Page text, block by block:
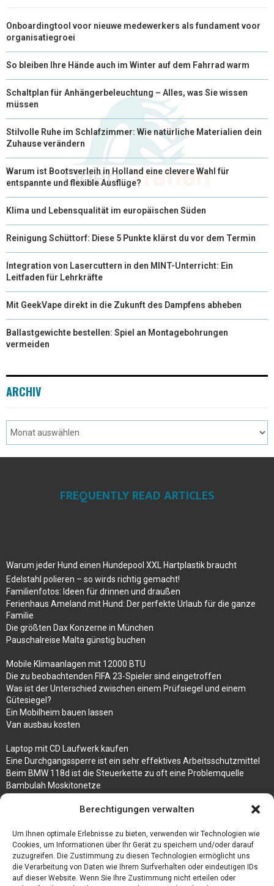
Berechtigungen verwalten
Um Ihnen optimale Erlebnisse zu bieten, verwenden wir Technologien wie
Cookies, um Informationen über Ihr Gerät zu speichern und/oder darauf
zuzugreifen. Die Zustimmung zu diesen Technologien ermöglicht uns
die Verarbeitung von Daten wie Ihrem Surfverhalten oder eindeutigen IDs
auf dieser Website. Wenn Sie Ihre Zustimmung nicht erteilen oder
Onboardingtool voor nieuwe medewerkers als fundament voor
organisatiegroei
So bleiben Ihre Hände auch im Winter auf dem Fahrrad warm
Schaltplan für Anhängerbeleuchtung – Alles, was Sie wissen
müssen
Stilvolle Ruhe im Schlafzimmer: Wie natürliche Materialien dein
Zuhause verändern
Warum ist Bootsverleih in Holland eine clevere Wahl für
entspannte und flexible Ausflüge?
Klima und Lebensqualität im europäischen Süden
Reinigung Schüttorf: Diese 5 Punkte klärst du vor dem Termin
Integration von Lasercuttern in den MINT-Unterricht: Ein
Leitfaden für Lehrkräfte
Mit GeekVape direkt in die Zukunft des Dampfens abheben
Ballastgewichte bestellen: Spiel an Montagebohrungen
vermeiden
ARCHIV
FREQUENTLY READ ARTICLES
Warum jeder Hund einen Hundepool XXL Hartplastik braucht
Edelstahl polieren – so wirds richtig gemacht!
Familienfotos: Ideen für drinnen und draußen
Ferienhaus Ameland mit Hund: Der perfekte Urlaub für die ganze
Familie
Die größten Dax Konzerne in München
Pauschalreise Malta günstig buchen
Mobile Klimaanlagen mit 12000 BTU
Die zu beobachtenden FIFA 23-Spieler sind eingetroffen
Was ist der Unterschied zwischen einem Prüfsiegel und einem
Gütesiegel?
Ein Mobilheim bauen lassen
Van ausbau kosten
Laptop mit CD Laufwerk kaufen
Eine Durchgangssperre ist ein sehr effektives Arbeitsschutzmittel
Beim BMW 118d ist die Steuerkette zu oft eine Problemquelle
Bambulah Moskitonetze
Test Toilettensitz – Helfen Sie Ihren Senioren
Personalhandbuch
10 Tipps um einen guten Eindruck zu machen
Sahnemaschine